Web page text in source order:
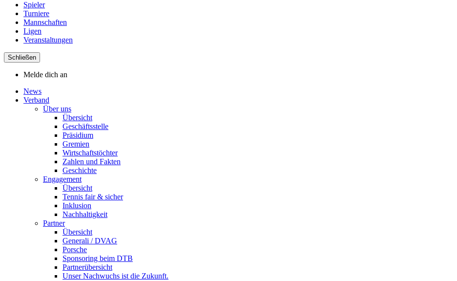
Spieler
Turniere
Mannschaften
Ligen
Veranstaltungen
Schließen
Melde dich an
News
Verband
Über uns
Übersicht
Geschäftsstelle
Präsidium
Gremien
Wirtschaftstöchter
Zahlen und Fakten
Geschichte
Engagement
Übersicht
Tennis fair & sicher
Inklusion
Nachhaltigkeit
Partner
Übersicht
Generali / DVAG
Porsche
Sponsoring beim DTB
Partnerübersicht
Unser Nachwuchs ist die Zukunft.